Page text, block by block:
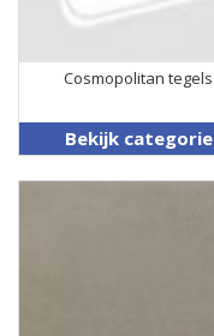
Cosmopolitan tegels
Bekijk categorie